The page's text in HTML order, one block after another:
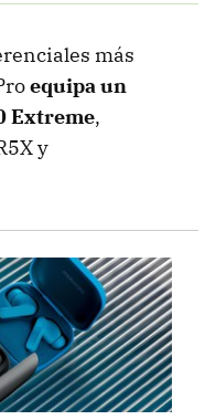
más
equipa un
Extreme,
y